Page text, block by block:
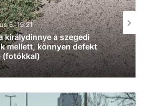
5. 18:42
pokoli a hőség,
40 fokot mértek – itt a
a